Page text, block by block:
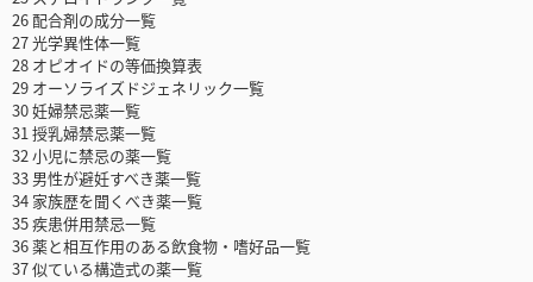
26 配合剤の成分一覧
27 光学異性体一覧
28 オピオイドの等価換算表
29 オーソライズドジェネリック一覧
30 妊婦禁忌薬一覧
31 授乳婦禁忌薬一覧
32 小児に禁忌の薬一覧
33 男性が避妊すべき薬一覧
34 家族歴を聞くべき薬一覧
35 疾患併用禁忌一覧
36 薬と相互作用のある飲食物・嗜好品一覧
37 似ている構造式の薬一覧